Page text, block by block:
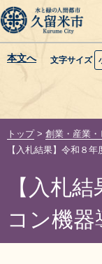
本文へ 文字サイズ
暮らし・届出
健康・医療・
観光魅力・イ
創業・産業・
トップ> 創業・産業・
【入札結果】令和８
【入札
コン機器